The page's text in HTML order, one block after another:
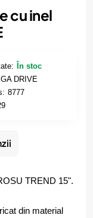
cu inel
În stoc
DRIVE
8777
TREND 15".
din material